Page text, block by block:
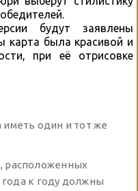
будут заявлены
карта была красивой и
при её отрисовке
один и тот же
расположенных
года к году должны